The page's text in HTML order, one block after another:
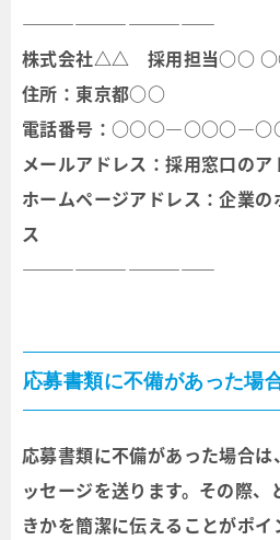
―――――――――――
株式会社△△ 採用担当○○
住所：東京都○○
電話番号：
メールアドレス：採用窓口のア
ホームページアドレス：企業
ス
―――――――――――
応募書類に不備があった場
応募書類に不備があった場合
ッセージを送ります。その際
きかを簡潔に伝えることがポイ